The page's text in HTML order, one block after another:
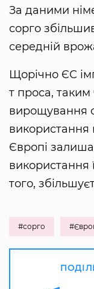
За даними
сорго
середній
Щорічно ЄС
т проса,
вирощування
використання
Європі
використання
того,
#сорго